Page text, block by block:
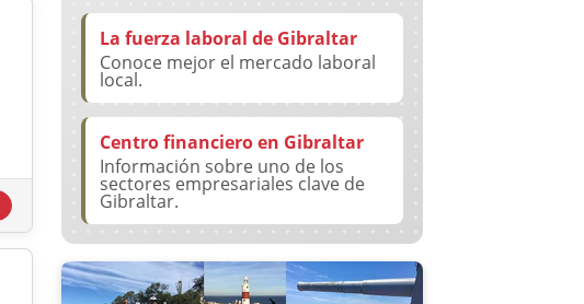
La fuerza laboral de Gibraltar
Conoce mejor el mercado laboral
local.
Centro financiero en Gibraltar
Información sobre uno de los
sectores empresariales clave de
Gibraltar.